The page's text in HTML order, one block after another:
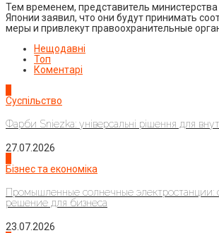
Тем временем, представитель
Японии заявил, что они будут принимать
меры и привлекут правоохранительные
Нещодавні
Топ
Коментарі
Суспільство
Фарби Sniezka: універсальні рішення для
27.07.2026
Бізнес та економіка
Промышленные солнечные электростанции:
решение для бизнеса
23.07.2026